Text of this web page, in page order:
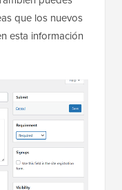
que los nuevos
esta información